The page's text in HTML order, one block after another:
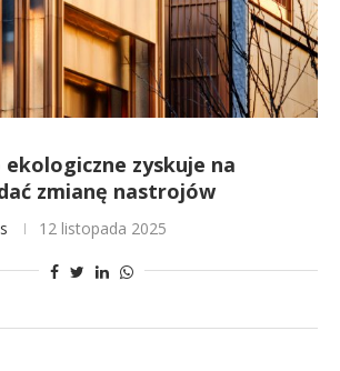
zyskuje na
zmianę nastrojów
12 listopada 2025